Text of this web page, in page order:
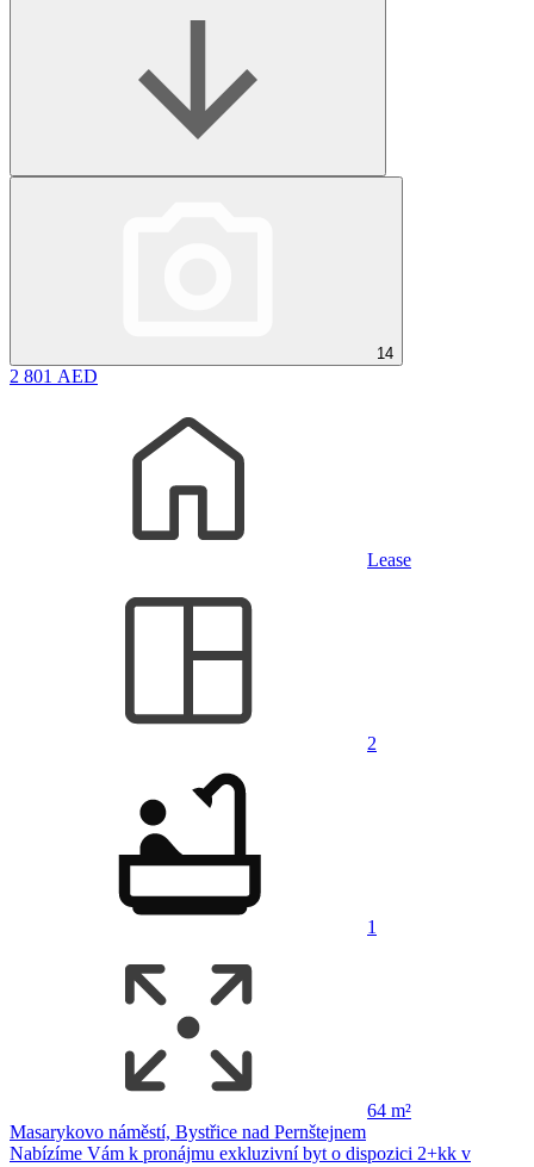
14
2 801 AED
Lease
2
1
64 m²
Masarykovo náměstí, Bystřice nad Pernštejnem
Nabízíme Vám k pronájmu exkluzivní byt o dispozici 2+kk v